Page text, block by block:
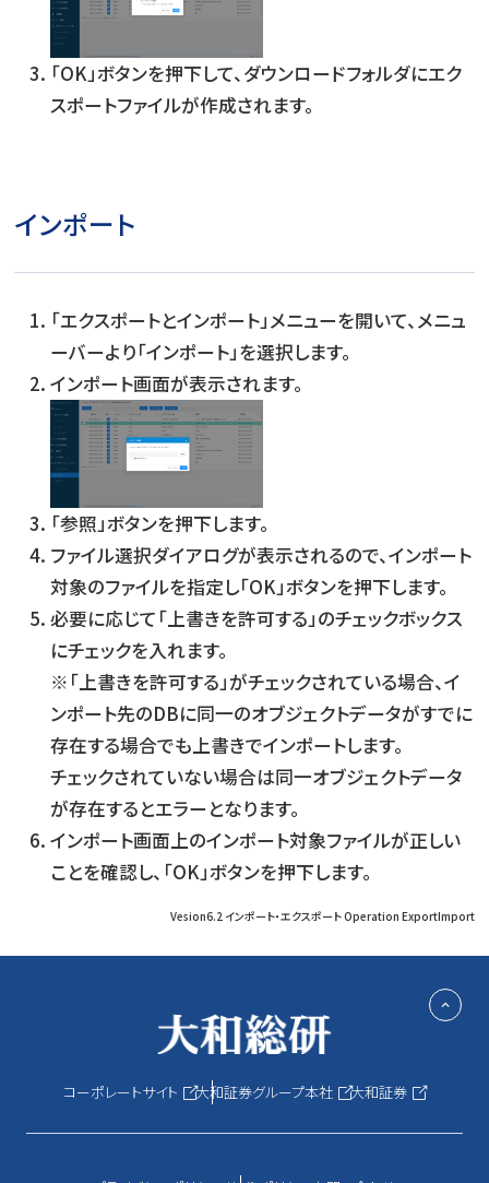
「OK」ボタンを押下して、ダウンロードフォルダにエク
スポートファイルが作成されます。
インポート
「エクスポートとインポート」メニューを開いて、メニュ
ーバーより「インポート」を選択します。
インポート画面が表示されます。
「参照」ボタンを押下します。
ファイル選択ダイアログが表示されるので、インポート
対象のファイルを指定し「OK」ボタンを押下します。
必要に応じて「上書きを許可する」のチェックボックス
にチェックを入れます。
※「上書きを許可する」がチェックされている場合、イ
ンポート先のDBに同一のオブジェクトデータがすでに
存在する場合でも上書きでインポートします。
チェックされていない場合は同一オブジェクトデータ
が存在するとエラーとなります。
インポート画面上のインポート対象ファイルが正しい
ことを確認し、「OK」ボタンを押下します。
Vesion6.2 インポート・エクスポート Operation ExportImport
コーポレートサイト 大和証券グループ本社 大和証券